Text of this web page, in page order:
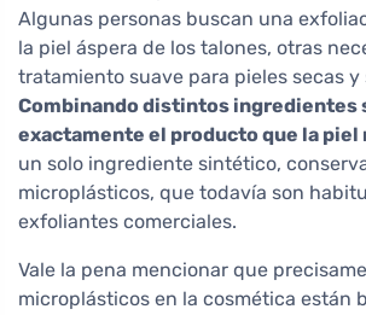
Algunas personas buscan una
la piel áspera de los talones, otras
tratamiento suave para pieles secas y
Combinando distintos ingredientes
exactamente el producto que la piel
un solo ingrediente sintético,
microplásticos, que todavía son
exfoliantes comerciales.
Vale la pena mencionar que
microplásticos en la cosmética están